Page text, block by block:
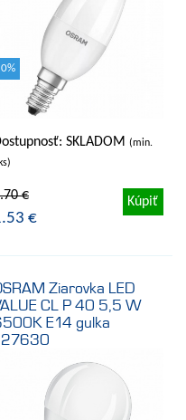
SKLADOM (min.
€
€
Kúpiť
Ziarovka LED
CL P 40 5,5 W
E14 gulka